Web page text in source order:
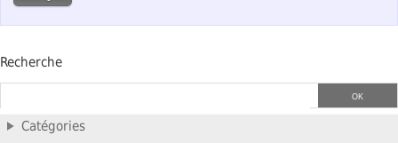
Recherche
Catégories